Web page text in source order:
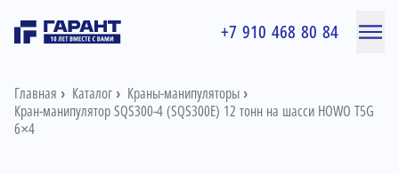
+7 910 468 80 84
Главная Каталог
Краны-манипуляторы
Кран-манипулятор SQS300-4 (SQS300E) 12 тонн на шасси HOWO T5G
6×4